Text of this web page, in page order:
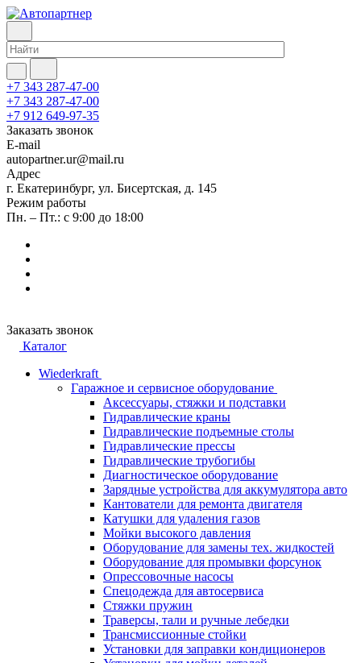
+7 343 287-47-00
+7 343 287-47-00
+7 912 649-97-35
Заказать звонок
E-mail
autopartner.ur@mail.ru
Адрес
г. Екатеринбург, ул. Бисертская, д. 145
Режим работы
Пн. – Пт.: с 9:00 до 18:00
Заказать звонок
Каталог
Wiederkraft
Гаражное и сервисное оборудование
Аксессуары, стяжки и подставки
Гидравлические краны
Гидравлические подъемные столы
Гидравлические прессы
Гидравлические трубогибы
Диагностическое оборудование
Зарядные устройства для аккумулятора авто
Кантователи для ремонта двигателя
Катушки для удаления газов
Мойки высокого давления
Оборудование для замены тех. жидкостей
Оборудование для промывки форсунок
Опрессовочные насосы
Спецодежда для автосервиса
Стяжки пружин
Траверсы, тали и ручные лебедки
Трансмиссионные стойки
Установки для заправки кондиционеров